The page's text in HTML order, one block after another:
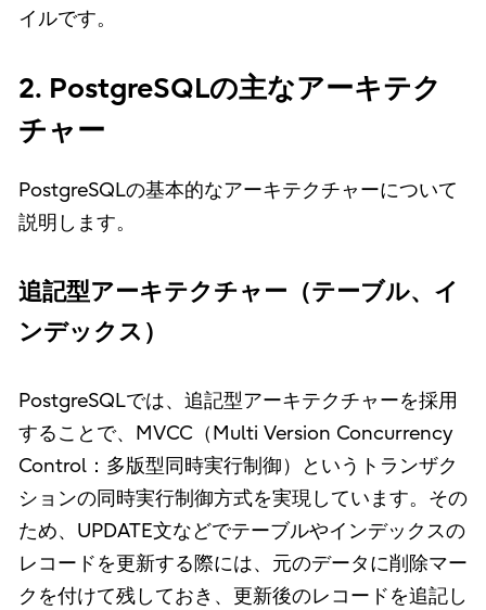
イルです。
2. PostgreSQLの主なアーキテク
チャー
PostgreSQLの基本的なアーキテクチャーについて
説明します。
追記型アーキテクチャー（テーブル、イ
ンデックス）
PostgreSQLでは、追記型アーキテクチャーを採用
することで、MVCC（Multi Version Concurrency
Control：多版型同時実行制御）というトランザク
ションの同時実行制御方式を実現しています。その
ため、UPDATE文などでテーブルやインデックスの
レコードを更新する際には、元のデータに削除マー
クを付けて残しておき、更新後のレコードを追記し